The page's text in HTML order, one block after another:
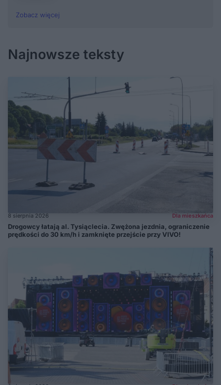
Zobacz więcej
Najnowsze teksty
8 sierpnia 2026 Dla mieszkańca
Drogowcy łatają al. Tysiąclecia. Zwężona jezdnia, ograniczenie
prędkości do 30 km/h i zamknięte przejście przy VIVO!